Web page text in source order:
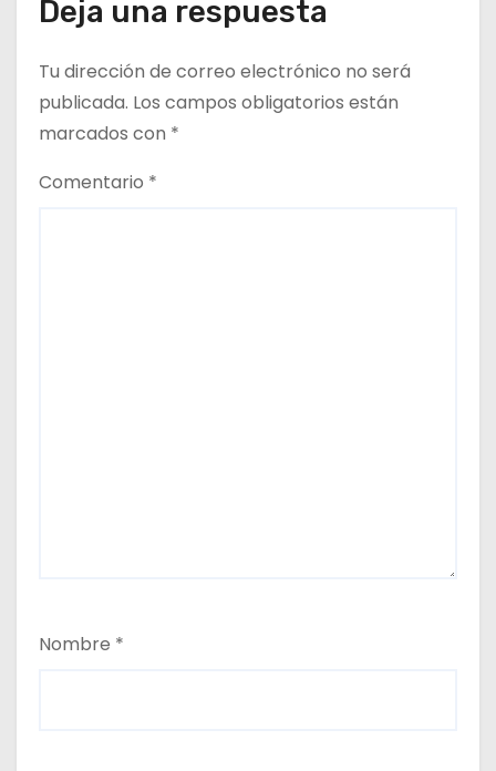
Deja una respuesta
Tu dirección de correo electrónico no será
publicada. Los campos obligatorios están
marcados con *
Comentario *
Nombre *